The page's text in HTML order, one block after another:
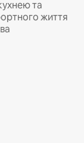
та
життя